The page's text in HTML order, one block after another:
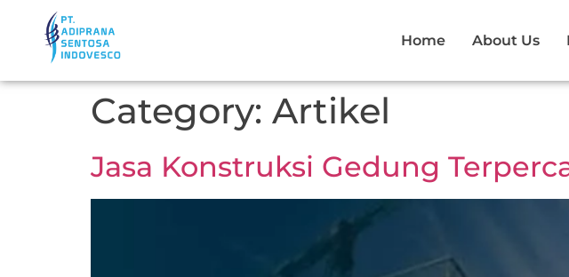
Home About Us
Category: Artikel
Jasa Konstruksi Gedung